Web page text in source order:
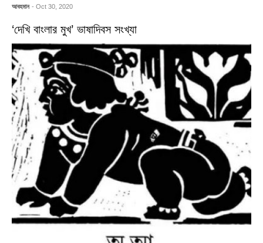
আবহমান - Oct 30, 2020
‘দেখি বাংলার মুখ’ ভাষাদিবস সংখ্যা